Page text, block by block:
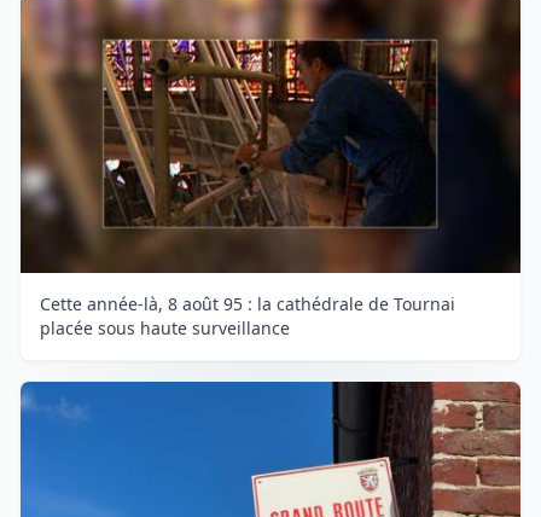
Cette année-là, 8 août 95 : la cathédrale de Tournai
placée sous haute surveillance